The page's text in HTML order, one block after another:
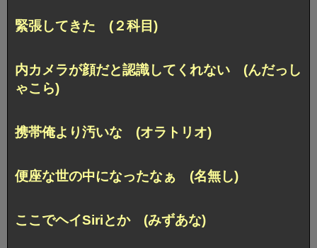
緊張してきた (２科目)
内カメラが顔だと認識してくれない (んだっし
ゃこら)
携帯俺より汚いな (オラトリオ)
便座な世の中になったなぁ (名無し)
ここでヘイSiriとか (みずあな)